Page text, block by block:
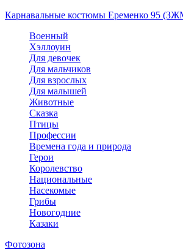
Карнавальные костюмы Еременко 95
Военный
Хэллоуин
Для девочек
Для мальчиков
Для взрослых
Для малышей
Животные
Сказка
Птицы
Профессии
Времена года и природа
Герои
Королевство
Национальные
Насекомые
Грибы
Новогодние
Казаки
Фотозона